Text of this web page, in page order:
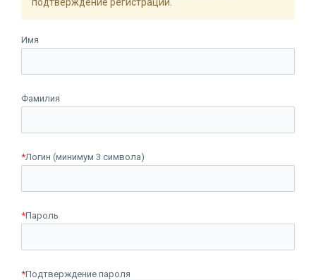
Имя
Фамилия
*Логин (минимум 3 символа)
*Пароль
*Подтверждение пароля